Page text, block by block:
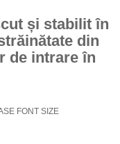
și stabilit în
din
de intrare în
FONT SIZE